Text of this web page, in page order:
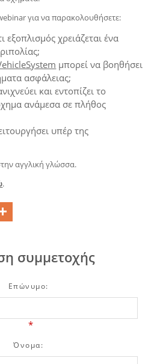
για να παρακολουθήσετε:
εξοπλισμός χρειάζεται ένα
μπορεί να βοηθήσει
ασφάλειας;
και εντοπίζει το
ανάμεσα σε πλήθος
υπέρ της
αγγλική γλώσσα.
.
συμμετοχής
Επώνυμο:
*
Όνομα: